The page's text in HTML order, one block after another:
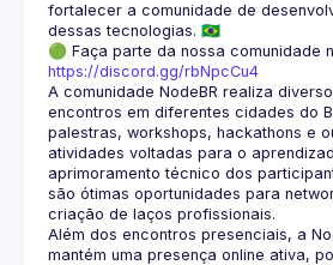
fortalecer a comunidade de
🟢 Faça parte da nossa comunidade
https://discord.gg/rbNpcCu4
A comunidade NodeBR realiza
encontros em diferentes cidades do
palestras, workshops, hackathons e
atividades voltadas para o
aprimoramento técnico dos
são ótimas oportunidades para
Além dos encontros presenciais, a
mantém uma presença online ativa,